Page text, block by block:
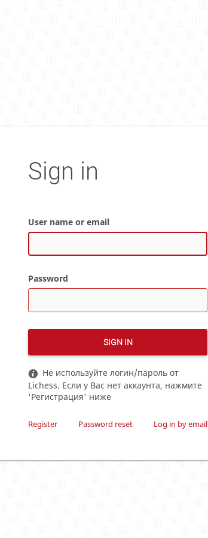
Sign in
User name or email
Password
SIGN IN
Не используйте логин/пароль от
Lichess. Если у Вас нет аккаунта, нажмите
'Регистрация' ниже
Register Password reset Log in by email